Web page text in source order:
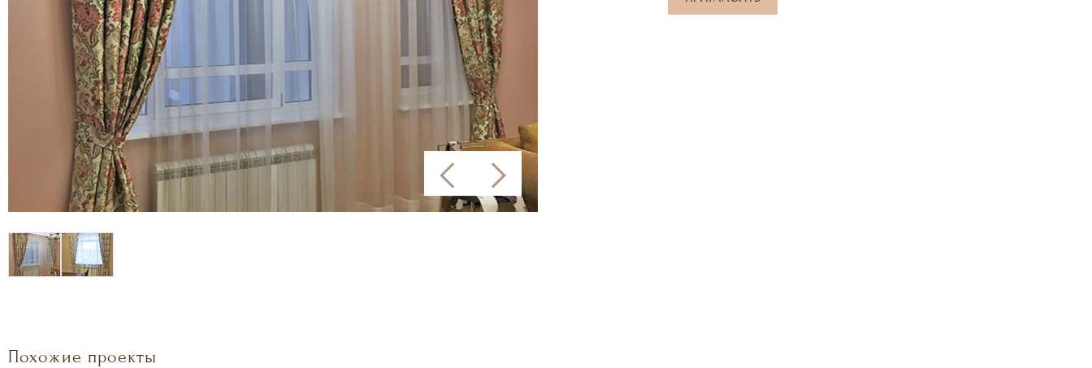
Похожие проекты